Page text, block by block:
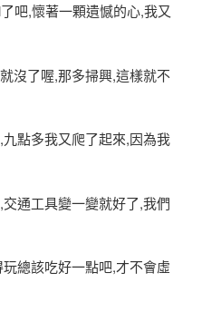
吧,懷著一顆遺憾的心,我又
沒了喔,那多掃興,這樣就不
點多我又爬了起來,因為我
通工具變一變就好了,我們
總該吃好一點吧,才不會虛